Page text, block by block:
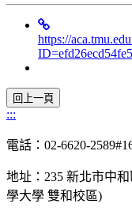
https://
:::
電話：02-6620-
地址：235 新北市中
學大學 雙和校區)